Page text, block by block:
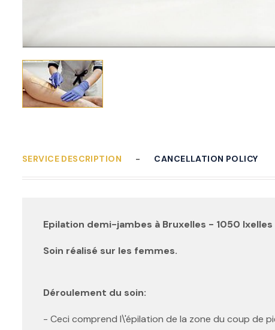
SERVICE DESCRIPTION CANCELLATION POLICY
Epilation demi-jambes à Bruxelles - 1050 Ixelles
Soin réalisé sur les femmes.
Déroulement du soin:
- Ceci comprend l\'épilation de la zone du coup de